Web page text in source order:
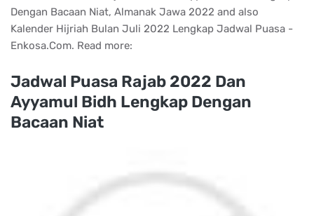
Dengan Bacaan Niat, Almanak Jawa 2022 and also
Kalender Hijriah Bulan Juli 2022 Lengkap Jadwal Puasa -
Enkosa.Com. Read more:
Jadwal Puasa Rajab 2022 Dan
Ayyamul Bidh Lengkap Dengan
Bacaan Niat